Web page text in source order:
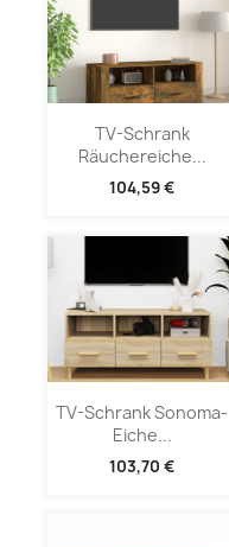
TV-Schrank
Räuchereiche...
104,59 €
TV-Schrank Sonoma-
Eiche...
103,70 €